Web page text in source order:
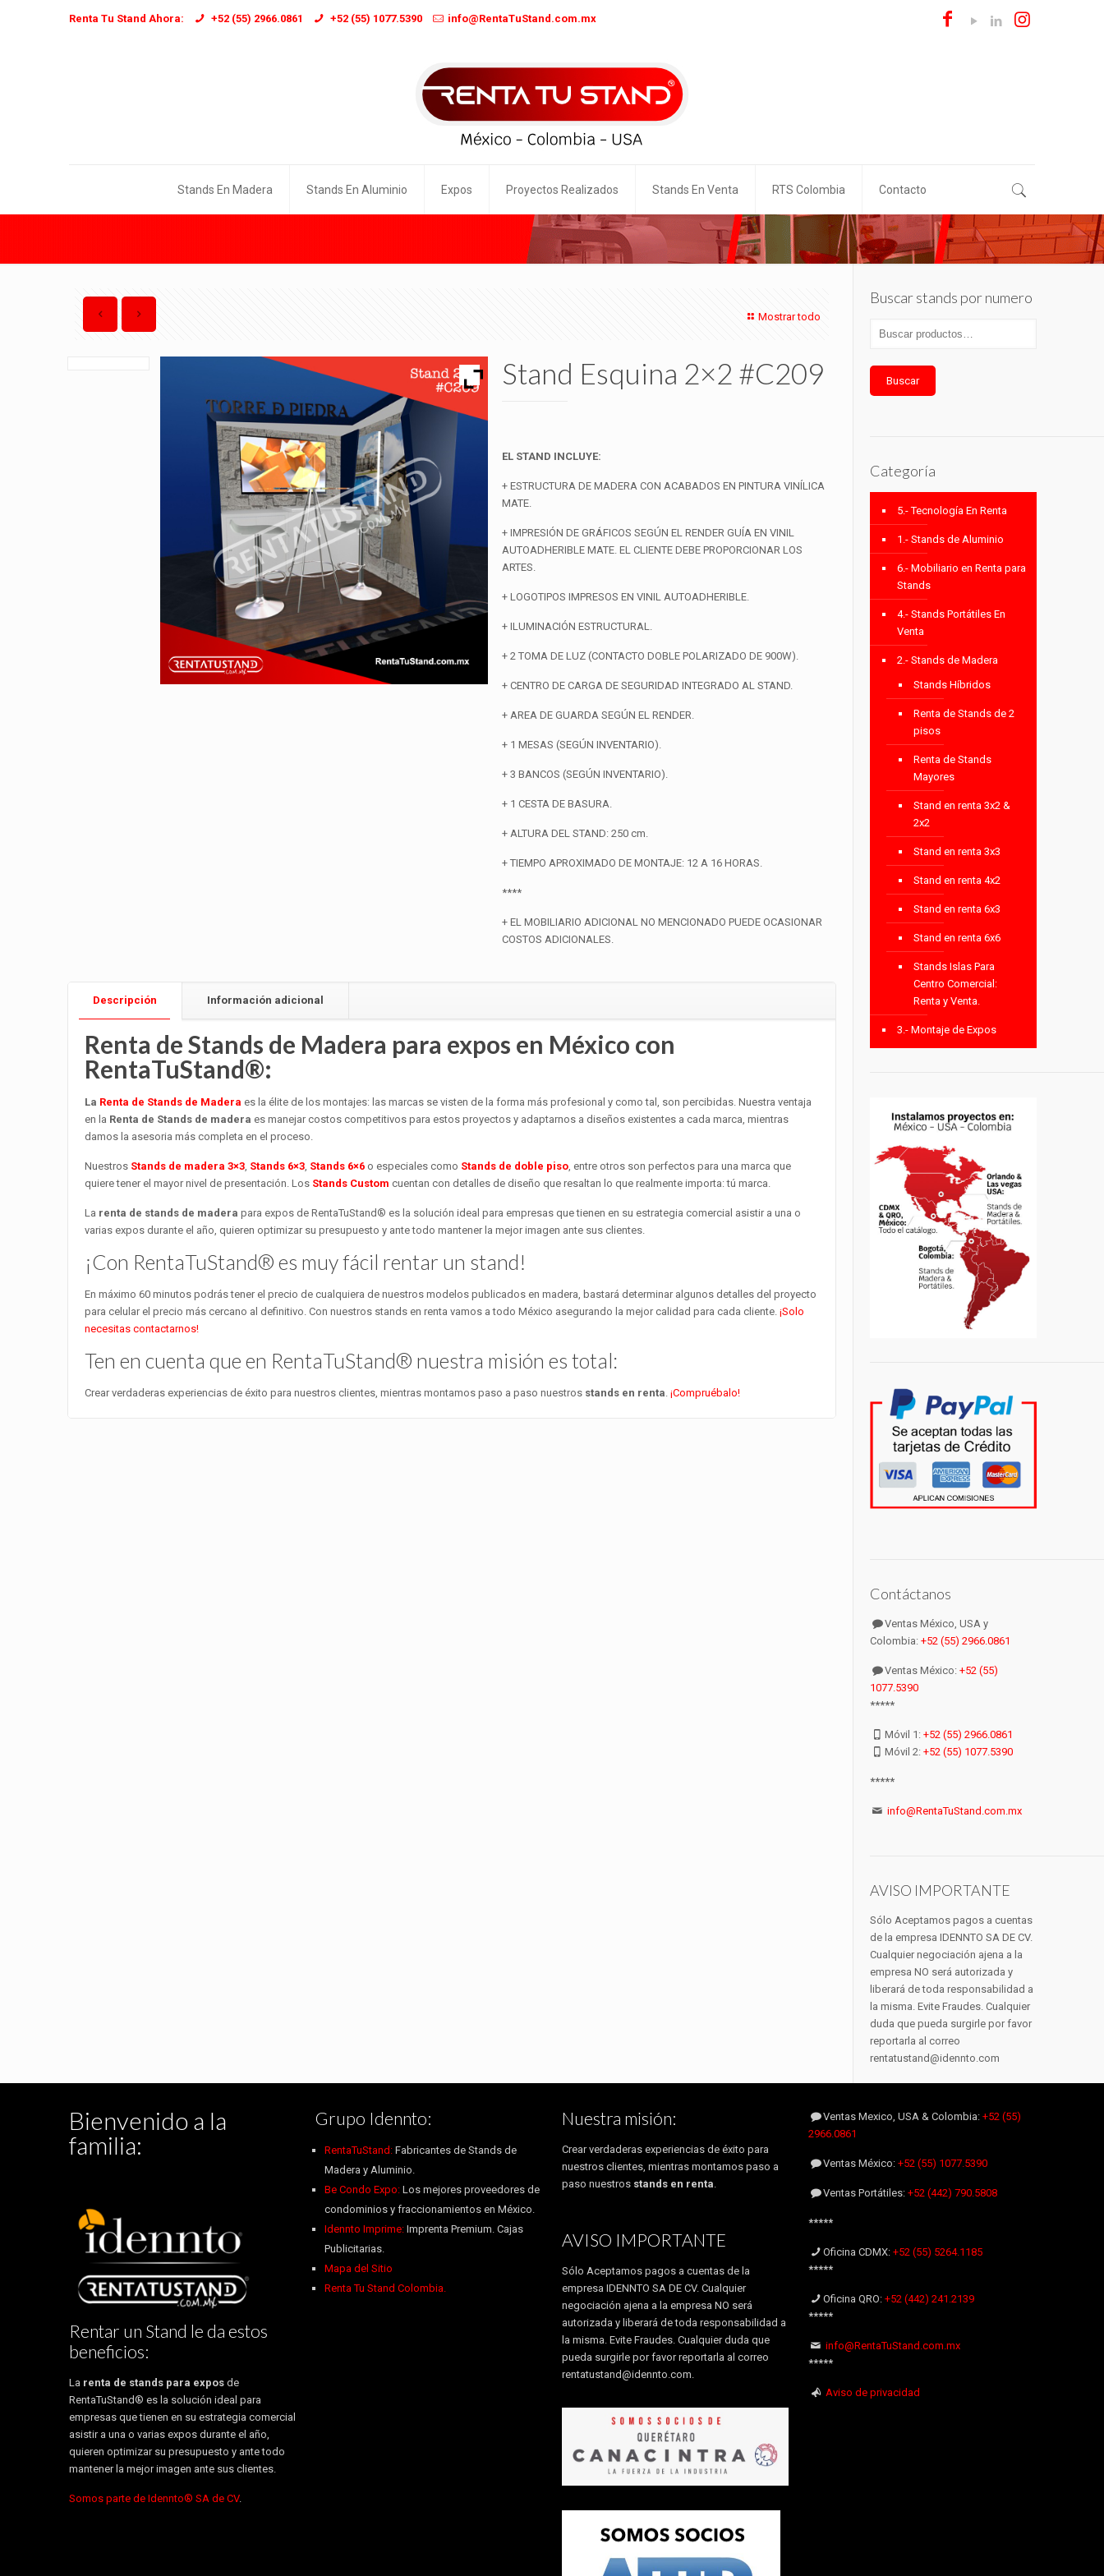
Renta Tu Stand Ahora: +52 (55) 2966.0861 +52 (55) 1077.5390 info@RentaTuStand.com.mx
Stands En Madera Stands En Aluminio Expos Proyectos Realizados Stands En Venta RTS Colombia Contacto
Mostrar todo
Stand Esquina 2×2 #C209
EL STAND INCLUYE:
+ ESTRUCTURA DE MADERA CON ACABADOS EN PINTURA VINÍLICA
MATE.
+ IMPRESIÓN DE GRÁFICOS SEGÚN EL RENDER GUÍA EN VINIL
AUTOADHERIBLE MATE. EL CLIENTE DEBE PROPORCIONAR LOS
ARTES.
+ LOGOTIPOS IMPRESOS EN VINIL AUTOADHERIBLE.
+ ILUMINACIÓN ESTRUCTURAL.
+ 2 TOMA DE LUZ (CONTACTO DOBLE POLARIZADO DE 900W).
+ CENTRO DE CARGA DE SEGURIDAD INTEGRADO AL STAND.
+ AREA DE GUARDA SEGÚN EL RENDER.
+ 1 MESAS (SEGÚN INVENTARIO).
+ 3 BANCOS (SEGÚN INVENTARIO).
+ 1 CESTA DE BASURA.
+ ALTURA DEL STAND: 250 cm.
+ TIEMPO APROXIMADO DE MONTAJE: 12 A 16 HORAS.
****
+ EL MOBILIARIO ADICIONAL NO MENCIONADO PUEDE OCASIONAR
COSTOS ADICIONALES.
Descripción Información adicional
Renta de Stands de Madera para expos en México con
RentaTuStand®:
La Renta de Stands de Madera es la élite de los montajes: las marcas se visten de la forma más profesional y como tal, son percibidas. Nuestra ventaja
en la Renta de Stands de madera es manejar costos competitivos para estos proyectos y adaptarnos a diseños existentes a cada marca, mientras
damos la asesoria más completa en el proceso.
Nuestros Stands de madera 3×3, Stands 6×3, Stands 6×6o especiales como Stands de doble piso, entre otros son perfectos para una marca que
quiere tener el mayor nivel de presentación. Los Stands Custom cuentan con detalles de diseño que resaltan lo que realmente importa: tú marca.
La renta de stands de madera para expos de RentaTuStand® es la solución ideal para empresas que tienen en su estrategia comercial asistir a una o
varias expos durante el año, quieren optimizar su presupuesto y ante todo mantener la mejor imagen ante sus clientes.
¡Con RentaTuStand® es muy fácil rentar un stand!
En máximo 60 minutos podrás tener el precio de cualquiera de nuestros modelos publicados en madera, bastará determinar algunos detalles del proyecto
para celular el precio más cercano al definitivo. Con nuestros stands en renta vamos a todo México asegurando la mejor calidad para cada cliente. ¡Solo
necesitas contactarnos!
Ten en cuenta que en RentaTuStand® nuestra misión es total:
Crear verdaderas experiencias de éxito para nuestros clientes, mientras montamos paso a paso nuestros stands en renta. ¡Compruébalo!
Buscar stands por numero
Buscar
Categoría
5.- Tecnología En Renta
1.- Stands de Aluminio
6.- Mobiliario en Renta para
Stands
4.- Stands Portátiles En
Venta
2.- Stands de Madera
Stands Híbridos
Renta de Stands de 2
pisos
Renta de Stands
Mayores
Stand en renta 3x2 &
2x2
Stand en renta 3x3
Stand en renta 4x2
Stand en renta 6x3
Stand en renta 6x6
Stands Islas Para
Centro Comercial:
Renta y Venta.
3.- Montaje de Expos
Contáctanos
Ventas México, USA y
Colombia: +52 (55) 2966.0861
Ventas México:+52 (55)
1077.5390
*****
Móvil 1:+52 (55) 2966.0861
Móvil 2:+52 (55) 1077.5390
*****
info@RentaTuStand.com.mx
AVISO IMPORTANTE
Sólo Aceptamos pagos a cuentas
de la empresa IDENNTO SA DE CV.
Cualquier negociación ajena a la
empresa NO será autorizada y
liberará de toda responsabilidad a
la misma. Evite Fraudes. Cualquier
duda que pueda surgirle por favor
reportarla al correo
rentatustand@idennto.com
Bienvenido a la
familia:
Rentar un Stand le da estos
beneficios:
La renta de stands para expos de
RentaTuStand® es la solución ideal para
empresas que tienen en su estrategia comercial
asistir a una o varias expos durante el año,
quieren optimizar su presupuesto y ante todo
mantener la mejor imagen ante sus clientes.
Somos parte de Idennto® SA de CV.
Grupo Idennto:
RentaTuStand:Fabricantes de Stands de
Madera y Aluminio.
Be Condo Expo: Los mejores proveedores de
condominios y fraccionamientos en México.
Idennto Imprime:Imprenta Premium. Cajas
Publicitarias.
Mapa del Sitio
Renta Tu Stand Colombia.
Nuestra misión:
Crear verdaderas experiencias de éxito para
nuestros clientes, mientras montamos paso a
paso nuestros stands en renta
AVISO IMPORTANTE
Sólo Aceptamos pagos a cuentas de la
empresa IDENNTO SA DE CV. Cualquier
negociación ajena a la empresa NO será
autorizada y liberará de toda responsabilidad a
la misma. Evite Fraudes. Cualquier duda que
pueda surgirle por favor reportarla al correo
rentatustand@idennto.com
Ventas Mexico, USA & Colombia:+52 (55)
2966.0861
Ventas México:+52 (55) 1077.5390
Ventas Portátiles:+52 (442) 790.5808
*****
Oficina CDMX:+52 (55) 5264.1185
*****
Oficina QRO:+52 (442) 241.2139
*****
info@RentaTuStand.com.mx
*****
Aviso de privacidad